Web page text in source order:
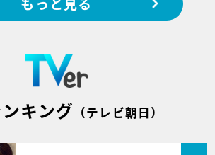
キング （テレビ朝日）